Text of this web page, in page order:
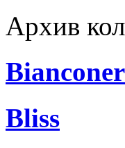
Архив
Bliss